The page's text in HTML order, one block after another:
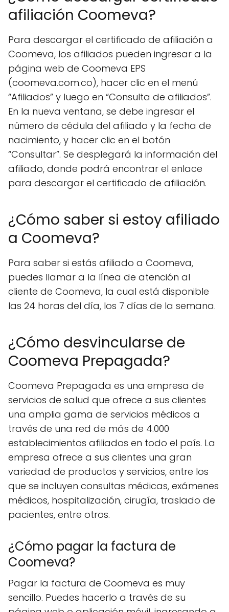
afiliación Coomeva?
Para descargar el certificado de afiliación a
Coomeva, los afiliados pueden ingresar a la
página web de Coomeva EPS
(coomeva.com.co), hacer clic en el menú
“Afiliados” y luego en “Consulta de afiliados”.
En la nueva ventana, se debe ingresar el
número de cédula del afiliado y la fecha de
nacimiento, y hacer clic en el botón
“Consultar”. Se desplegará la información del
afiliado, donde podrá encontrar el enlace
para descargar el certificado de afiliación.
¿Cómo saber si estoy afiliado
a Coomeva?
Para saber si estás afiliado a Coomeva,
puedes llamar a la línea de atención al
cliente de Coomeva, la cual está disponible
las 24 horas del día, los 7 días de la semana.
¿Cómo desvincularse de
Coomeva Prepagada?
Coomeva Prepagada es una empresa de
servicios de salud que ofrece a sus clientes
una amplia gama de servicios médicos a
través de una red de más de 4.000
establecimientos afiliados en todo el país. La
empresa ofrece a sus clientes una gran
variedad de productos y servicios, entre los
que se incluyen consultas médicas, exámenes
médicos, hospitalización, cirugía, traslado de
pacientes, entre otros.
¿Cómo pagar la factura de
Coomeva?
Pagar la factura de Coomeva es muy
sencillo. Puedes hacerlo a través de su